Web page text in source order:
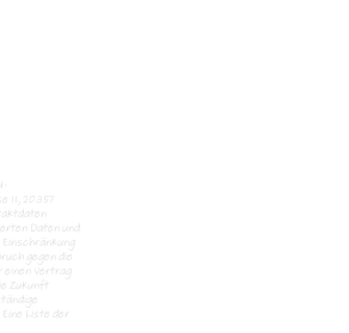
20357
Daten und
gegen die
Vertrag
Zukunft
Liste der